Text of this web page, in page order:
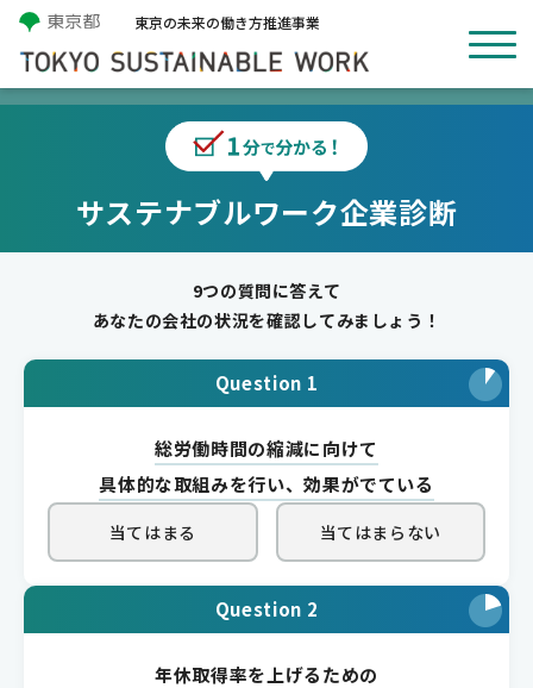
東京の未来の働き方推進事業
サステナブルワーク企業診断
9つの質問に答えて
あなたの会社の状況を確認してみましょう！
Question 1
総労働時間の縮減に向けて
具体的な取組みを行い、効果がでている
当てはまる 当てはまらない
Question 2
年休取得率を上げるための